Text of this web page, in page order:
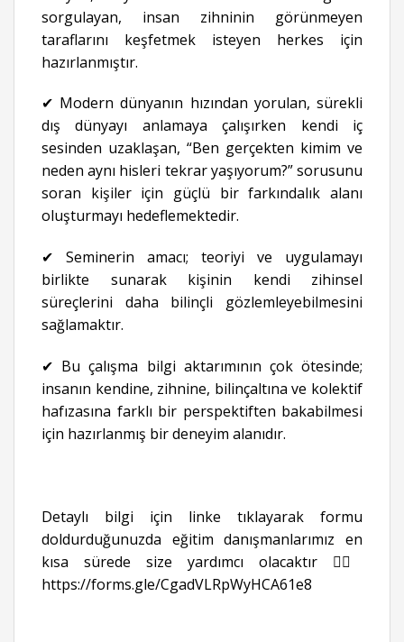
sorgulayan, insan zihninin görünmeyen
taraflarını keşfetmek isteyen herkes için
hazırlanmıştır.
✔ Modern dünyanın hızından yorulan, sürekli
dış dünyayı anlamaya çalışırken kendi iç
sesinden uzaklaşan, “Ben gerçekten kimim ve
neden aynı hisleri tekrar yaşıyorum?” sorusunu
soran kişiler için güçlü bir farkındalık alanı
oluşturmayı hedeflemektedir.
✔ Seminerin amacı; teoriyi ve uygulamayı
birlikte sunarak kişinin kendi zihinsel
süreçlerini daha bilinçli gözlemleyebilmesini
sağlamaktır.
✔ Bu çalışma bilgi aktarımının çok ötesinde;
insanın kendine, zihnine, bilinçaltına ve kolektif
hafızasına farklı bir perspektiften bakabilmesi
için hazırlanmış bir deneyim alanıdır.
Detaylı bilgi için linke tıklayarak formu
doldurduğunuzda eğitim danışmanlarımız en
kısa sürede size yardımcı olacaktır 👉🏻
https://forms.gle/CgadVLRpWyHCA61e8